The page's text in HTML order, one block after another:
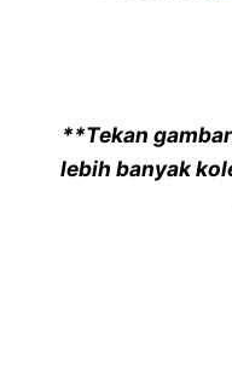
**Tekan
lebih banyak